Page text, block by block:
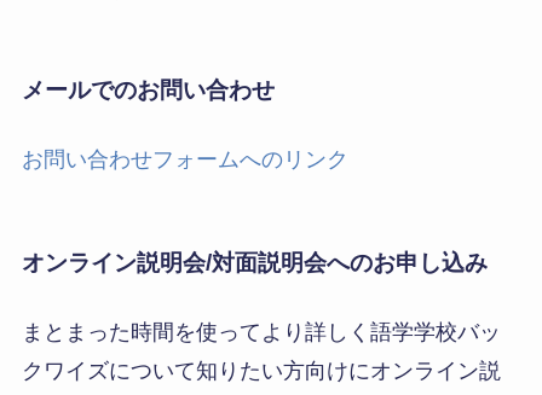
メールでのお問い合わせ
お問い合わせフォームへのリンク
オンライン説明会/対面説明会へのお申し込み
まとまった時間を使ってより詳しく語学学校バッ
クワイズについて知りたい方向けにオンライン説